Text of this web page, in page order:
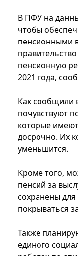
В ПФУ на
чтобы
пенсионными
пенсионную
2021 года,
Как сообщили
почувствуют
которые
досрочно. Их
уменьшится.
Кроме того,
пенсий за
сохранены для
покрываться
Также
единого